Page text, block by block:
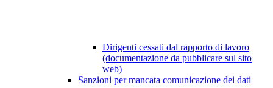
Dirigenti cessati dal rapporto di lavoro
(documentazione da pubblicare sul sito
web)
Sanzioni per mancata comunicazione dei dati